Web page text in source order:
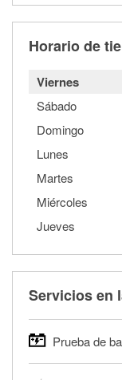
Horario de
Viernes
Sábado
Domingo
Lunes
Martes
Miércoles
Jueves
Servicios en
Prueba de